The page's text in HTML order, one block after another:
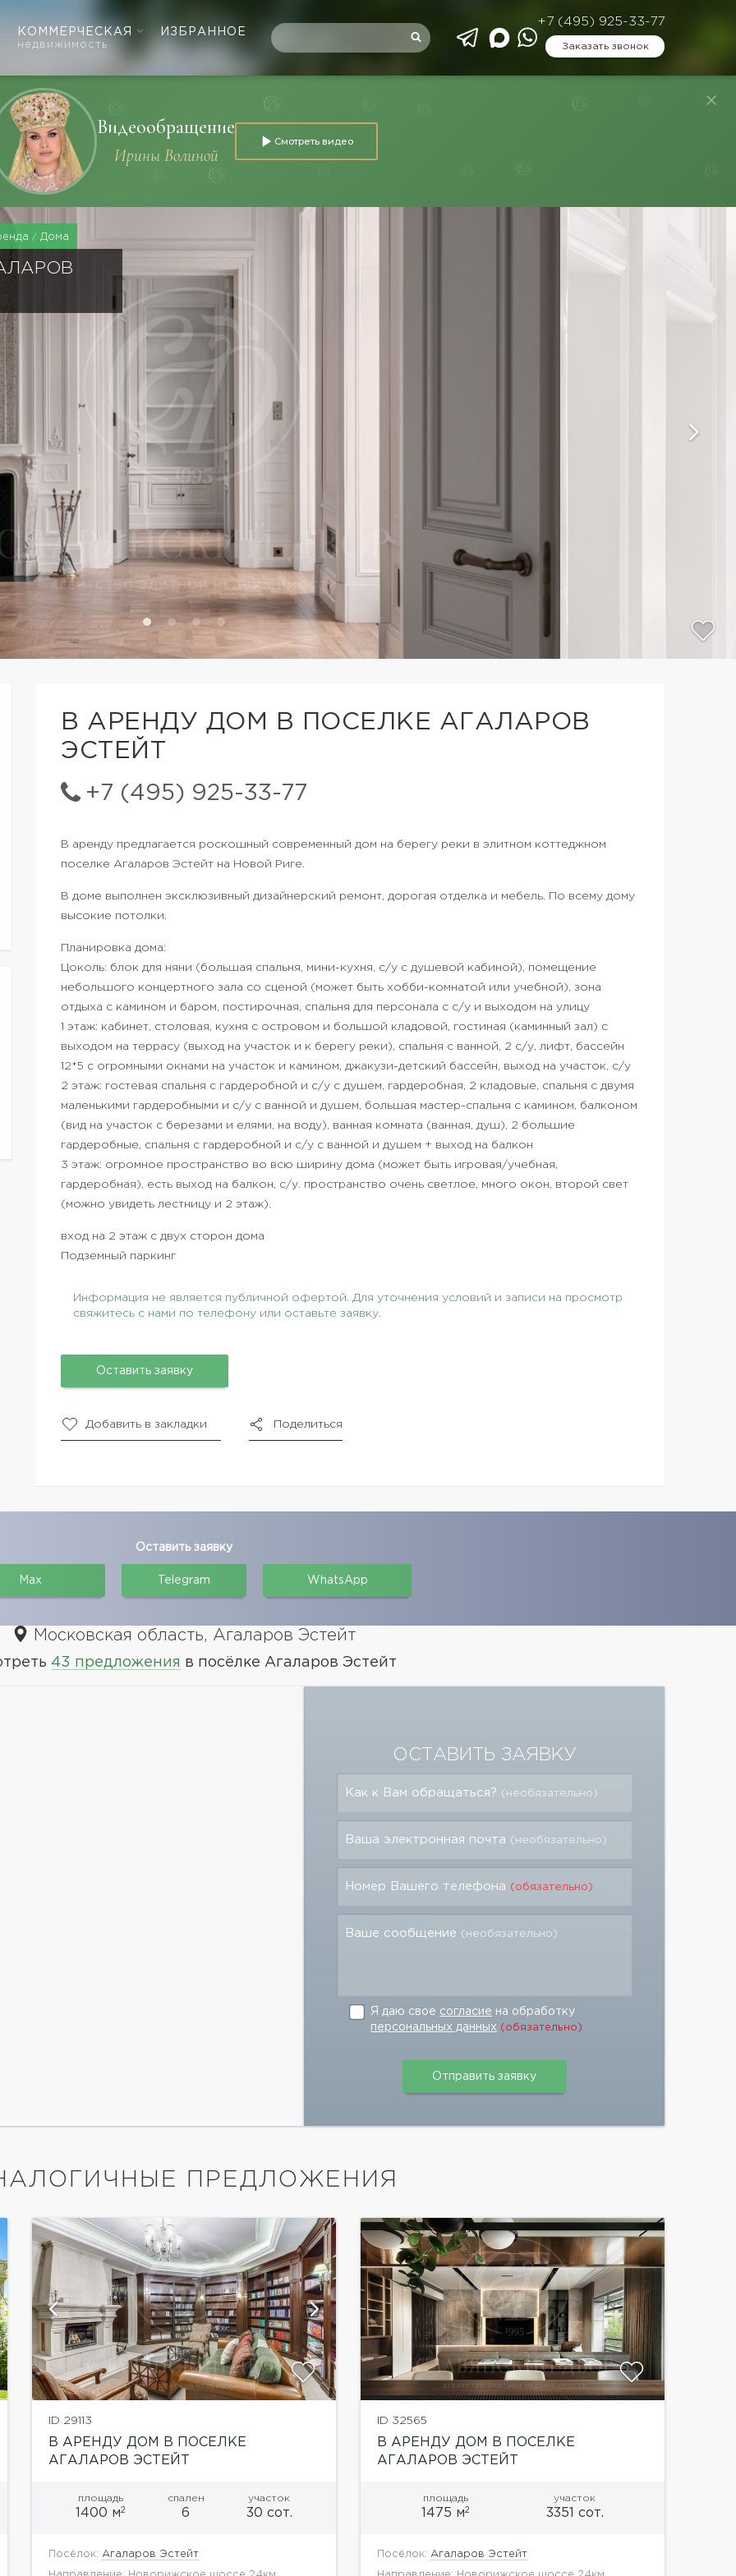
КОММЕРЧЕСКАЯ
недвижимость
ИЗБРАННОЕ
+7 (495) 925-33-77
Заказать звонок
Видеообращение
Ирины Волиной
Смотреть видео
Дома
В АРЕНДУ ДОМ В ПОСЕЛКЕ АГАЛАРОВ
ЭСТЕЙТ
+7 (495) 925-33-77
В аренду предлагается роскошный современный дом на берегу реки в элитном коттеджном
поселке Агаларов Эстейт на Новой Риге.
В доме выполнен эксклюзивный дизайнерский ремонт, дорогая отделка и мебель. По всему дому
высокие потолки.
Планировка дома:
Цоколь: блок для няни (большая спальня, мини-кухня, с/у с душевой кабиной), помещение
небольшого концертного зала со сценой (может быть хобби-комнатой или учебной), зона
отдыха с камином и баром, постирочная, спальня для персонала с с/у и выходом на улицу
1 этаж: кабинет, столовая, кухня с островом и большой кладовой, гостиная (каминный зал) с
выходом на террасу (выход на участок и к берегу реки), спальня с ванной, 2 с/у, лифт, бассейн
12*5 с огромными окнами на участок и камином, джакузи-детский бассейн, выход на участок, с/у
2 этаж: гостевая спальня с гардеробной и с/у с душем, гардеробная, 2 кладовые, спальня с двумя
маленькими гардеробными и с/у с ванной и душем, большая мастер-спальня с камином, балконом
(вид на участок с березами и елями, на воду), ванная комната (ванная, душ), 2 большие
гардеробные, спальня с гардеробной и с/у с ванной и душем + выход на балкон
3 этаж: огромное пространство во всю ширину дома (может быть игровая/учебная,
гардеробная), есть выход на балкон, с/у. пространство очень светлое, много окон, второй свет
(можно увидеть лестницу и 2 этаж).
вход на 2 этаж с двух сторон дома
Подземный паркинг
Информация не является публичной офертой. Для уточнения условий и записи на просмотр
свяжитесь с нами по телефону или оставьте заявку.
Оставить заявку
Добавить в закладки Поделиться
Оставить заявку
Max Telegram WhatsApp
Московская область, Агаларов Эстейт
43 предложения в посёлке Агаларов Эстейт
ОСТАВИТЬ ЗАЯВКУ
Как к Вам обращаться? (необязательно)
Ваша электронная почта (необязательно)
Номер Вашего телефона (обязательно)
Ваше сообщение (необязательно)
Я даю свое согласие на обработку
персональных данных (обязательно)
ПРЕДЛОЖЕНИЯ
ID 29113
В АРЕНДУ ДОМ В ПОСЕЛКЕ
АГАЛАРОВ ЭСТЕЙТ
площадь
1400 м2
спален
6
участок
30 сот.
Посёлок: Агаларов Эстейт
ID 32565
В АРЕНДУ ДОМ В ПОСЕЛКЕ
АГАЛАРОВ ЭСТЕЙТ
площадь
1475 м2
участок
3351 сот.
Посёлок: Агаларов Эстейт